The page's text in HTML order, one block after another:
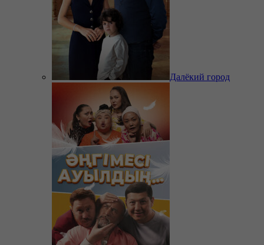
Далёкий город